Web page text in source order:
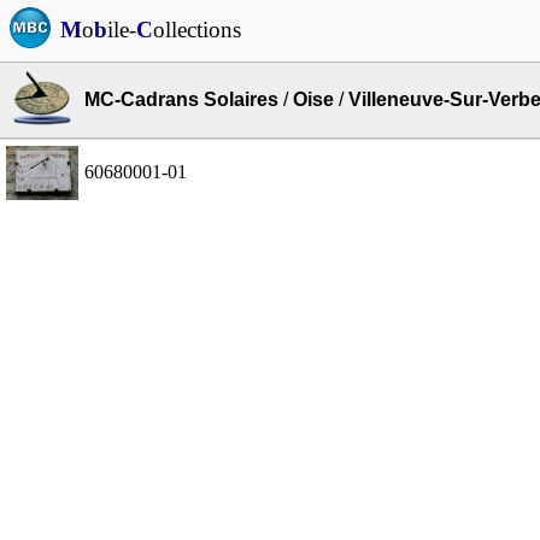
Mobile-Collections
MC-Cadrans Solaires /Oise /Villeneuve-Sur-
60680001-01